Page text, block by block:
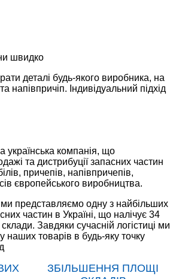
швидко
деталі будь-якого виробника, на
напівпричіп. Індивідуальний підхід
українська компанія, що
та дистрибуції запасних частин
причепів, напівпричепів,
європейського виробництва.
представляємо одну з найбільших
частин в Україні, що налічує 34
склади. Завдяки сучасній логістиці ми
наших товарів в будь-яку точку
ЗБІЛЬШЕННЯ ПЛОЩІ